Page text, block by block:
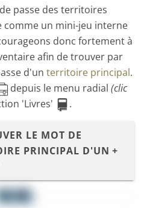
passe des territoires
comme un mini-jeu interne
donc fortement à
afin de trouver par
d'un territoire principal.
depuis le menu radial (clic
'Livres' .
LE MOT DE
PRINCIPAL D'UN